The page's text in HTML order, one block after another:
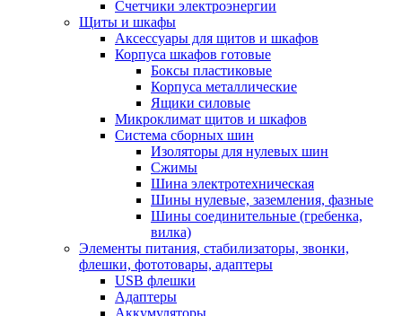
Счетчики электроэнергии
Щиты и шкафы
Аксессуары для щитов и шкафов
Корпуса шкафов готовые
Боксы пластиковые
Корпуса металлические
Ящики силовые
Микроклимат щитов и шкафов
Система сборных шин
Изоляторы для нулевых шин
Сжимы
Шина электротехническая
Шины нулевые, заземления, фазные
Шины соединительные (гребенка,
вилка)
Элементы питания, стабилизаторы, звонки,
флешки, фототовары, адаптеры
USB флешки
Адаптеры
Аккумуляторы